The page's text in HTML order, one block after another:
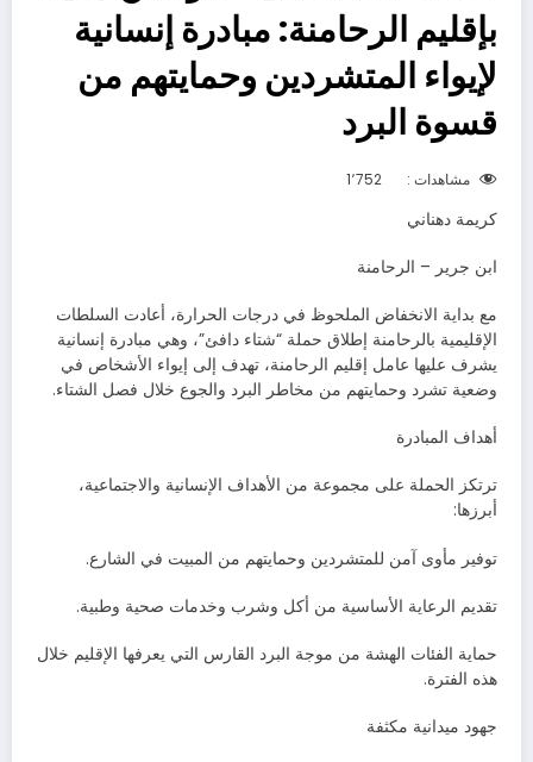
بإقليم الرحامنة: مبادرة إنسانية
لإيواء المتشردين وحمايتهم من
قسوة البرد
مشاهدات : 1٬752
كريمة دهناني
ابن جرير – الرحامنة
مع بداية الانخفاض الملحوظ في درجات الحرارة، أعادت السلطات
الإقليمية بالرحامنة إطلاق حملة “شتاء دافئ”، وهي مبادرة إنسانية
يشرف عليها عامل إقليم الرحامنة، تهدف إلى إيواء الأشخاص في
وضعية تشرد وحمايتهم من مخاطر البرد والجوع خلال فصل الشتاء.
أهداف المبادرة
ترتكز الحملة على مجموعة من الأهداف الإنسانية والاجتماعية،
أبرزها:
توفير مأوى آمن للمتشردين وحمايتهم من المبيت في الشارع.
تقديم الرعاية الأساسية من أكل وشرب وخدمات صحية وطبية.
حماية الفئات الهشة من موجة البرد القارس التي يعرفها الإقليم خلال
هذه الفترة.
جهود ميدانية مكثفة